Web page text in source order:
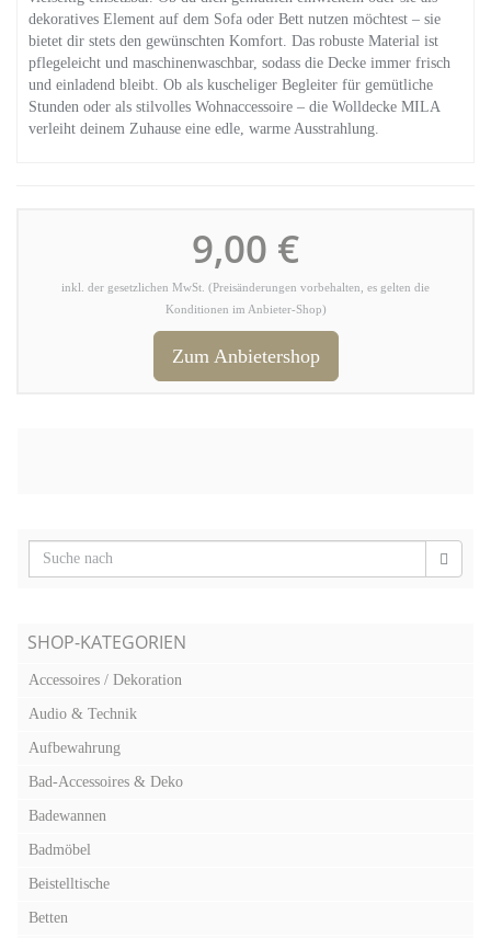
dekoratives Element auf dem Sofa oder Bett nutzen möchtest – sie
bietet dir stets den gewünschten Komfort. Das robuste Material ist
pflegeleicht und maschinenwaschbar, sodass die Decke immer frisch
und einladend bleibt. Ob als kuscheliger Begleiter für gemütliche
Stunden oder als stilvolles Wohnaccessoire – die Wolldecke MILA
verleiht deinem Zuhause eine edle, warme Ausstrahlung.
9,00 €
inkl. der gesetzlichen MwSt. (Preisänderungen vorbehalten, es gelten die
Konditionen im Anbieter-Shop)
Zum Anbietershop
SHOP-KATEGORIEN
Accessoires / Dekoration
Audio & Technik
Aufbewahrung
Bad-Accessoires & Deko
Badewannen
Badmöbel
Beistelltische
Betten